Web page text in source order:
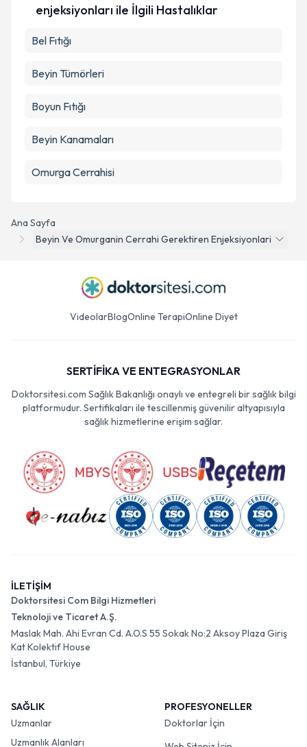
Ana Sayfa
Beyin Ve Omurganin Cerrahi Gerektiren Enjeksiyonlari
enjeksiyonları ile İlgili Hastalıklar
Bel Fıtığı
Beyin Tümörleri
Boyun Fıtığı
Beyin Kanamaları
Omurga Cerrahisi
VideolarBlogOnline TerapiOnline Diyet
SERTİFİKA VE ENTEGRASYONLAR
Doktorsitesi.com Sağlık Bakanlığı onaylı ve entegreli bir sağlık bilgi
platformudur. Sertifikaları ile tescillenmiş güvenilir altyapısıyla
sağlık hizmetlerine erişim sağlar.
İLETİŞİM
Doktorsitesi Com Bilgi Hizmetleri
Teknoloji ve Ticaret A.Ş.
Maslak Mah. Ahi Evran Cd. A.O.S 55 Sokak No:2 Aksoy Plaza Giriş
Kat Kolektif House
İstanbul, Türkiye
SAĞLIK
Uzmanlar
Uzmanlık Alanları
PROFESYONELLER
Doktorlar İçin